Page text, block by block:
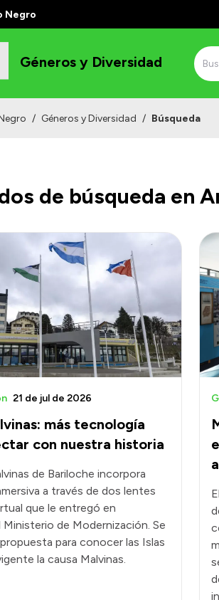
Negro
Géneros y Diversidad
/ Géneros y Diversidad / Búsqueda
de búsqueda en
más tecnología
con nuestra historia
21 de jul de 2026
de Bariloche incorpora
a través de dos lentes
que le entregó en
de Modernización. Se
para conocer las Islas
la causa Malvinas.